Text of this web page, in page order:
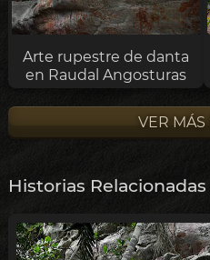
Arte rupestre de danta
en Raudal Angosturas
VER MÁS
Historias Relacionadas